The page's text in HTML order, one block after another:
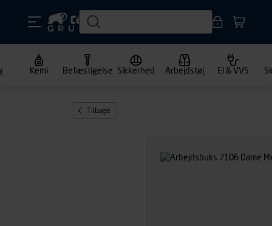
Kemi Befæstigelse Sikkerhed Arbejdstøj El & VVS
Tilbage